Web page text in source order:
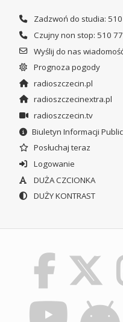
Zadzwoń do studia:
Czujny non stop: 510
Wyślij do nas
Prognoza pogody
radioszczecin.pl
radioszczecinextra.pl
radioszczecin.tv
Biuletyn Informacji
Posłuchaj teraz
Logowanie
DUŻA CZCIONKA
DUŻY KONTRAST